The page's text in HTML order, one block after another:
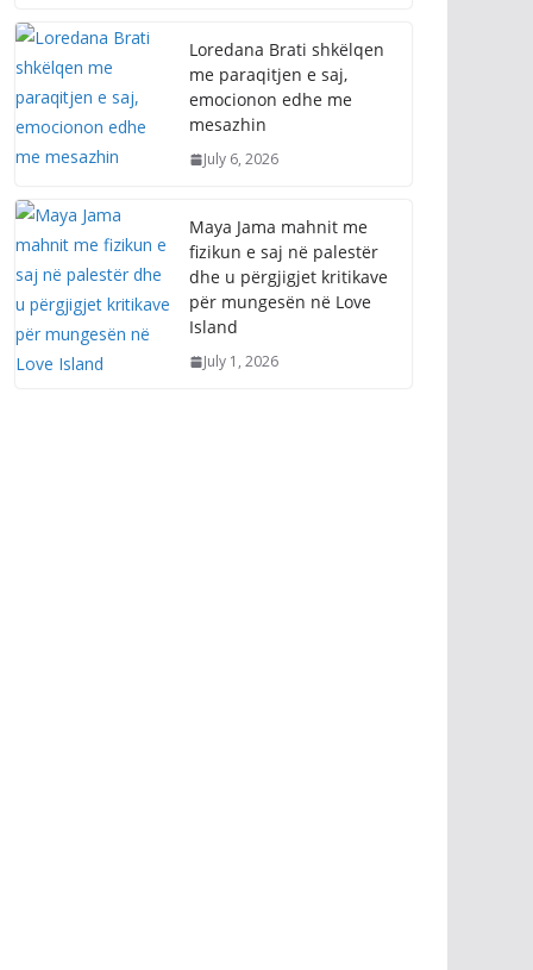
Loredana Brati shkëlqen
me paraqitjen e saj,
emocionon edhe me
mesazhin
July 6, 2026
Maya Jama mahnit me
fizikun e saj në palestër
dhe u përgjigjet kritikave
për mungesën në Love
Island
July 1, 2026